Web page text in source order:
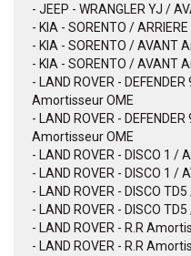
- JEEP - WRANGLER YJ /
- KIA - SORENTO /
- KIA - SORENTO / AVANT
- KIA - SORENTO / AVANT
- LAND ROVER -
Amortisseur OME
- LAND ROVER -
Amortisseur OME
- LAND ROVER - DISCO 1 /
- LAND ROVER - DISCO 1 /
- LAND ROVER - DISCO
- LAND ROVER - DISCO
- LAND ROVER - R.R
- LAND ROVER - R.R